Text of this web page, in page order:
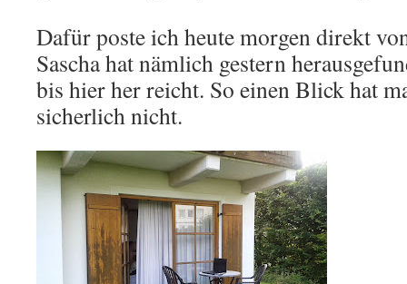
Dafür poste ich heute morgen direkt
Sascha hat nämlich gestern
bis hier her reicht. So einen Blick hat
sicherlich nicht.